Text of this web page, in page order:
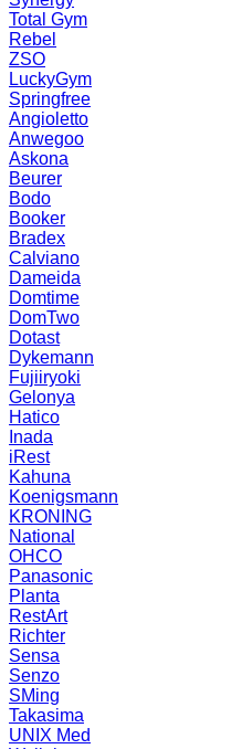
Total Gym
Rebel
ZSO
LuckyGym
Springfree
Angioletto
Anwegoo
Askona
Beurer
Bodo
Booker
Bradex
Calviano
Dameida
Domtime
DomTwo
Dotast
Dykemann
Fujiiryoki
Gelonya
Hatico
Inada
iRest
Kahuna
Koenigsmann
KRONING
National
OHCO
Panasonic
Planta
RestArt
Richter
Sensa
Senzo
SMing
Takasima
UNIX Med